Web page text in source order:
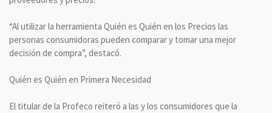
“Al utilizar la herramienta Quién es Quién en los Precios las
personas consumidoras pueden comparar y tomar una mejor
decisión de compra”, destacó.
Quién es Quién en Primera Necesidad
El titular de la Profeco reiteró a las y los consumidores que la